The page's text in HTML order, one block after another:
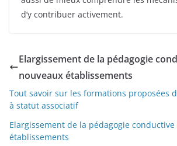
d’y contribuer activement.
Elargissement de la pédagogie
nouveaux établissements
Tout savoir sur les formations proposées
à statut associatif
Elargissement de la pédagogie
établissements